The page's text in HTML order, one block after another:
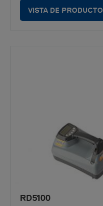
VISTA DE PRODUCTO
RD5100